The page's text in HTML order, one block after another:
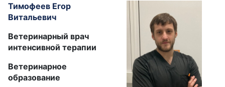
Тимофеев Егор
Витальевич
Ветеринарный врач
интенсивной терапии
Ветеринарное
образование